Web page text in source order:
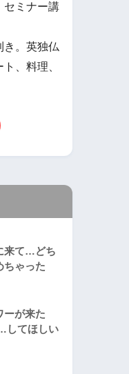
セミナー講
き。英独仏
、料理、
来て…どち
ちゃった
ーが来た
してほしい